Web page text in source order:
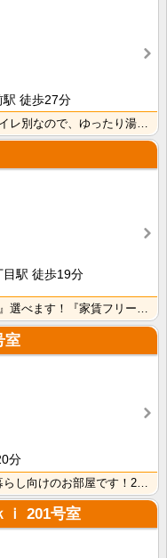
駅 徒歩27分
目駅 徒歩19分
室
分
201号室